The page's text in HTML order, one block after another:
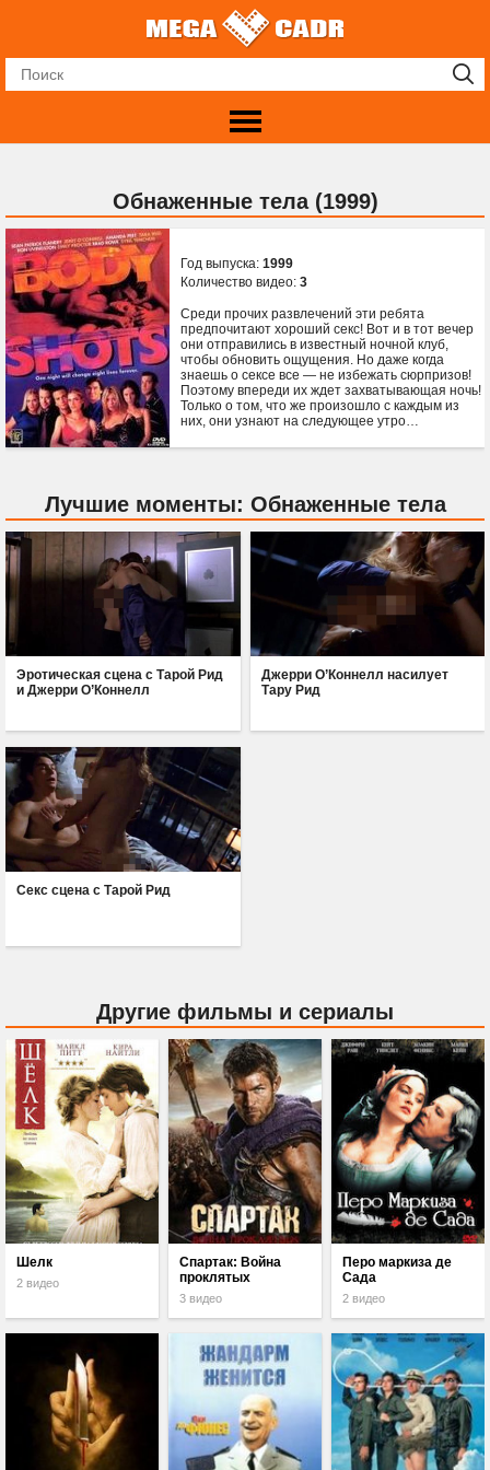
Обнаженные тела (1999)
Год выпуска: 1999
Количество видео: 3
Среди прочих развлечений эти ребята
предпочитают хороший секс! Вот и в тот вечер
они отправились в известный ночной клуб,
чтобы обновить ощущения. Но даже когда
знаешь о сексе все — не избежать сюрпризов!
Поэтому впереди их ждет захватывающая ночь!
Только о том, что же произошло с каждым из
них, они узнают на следующее утро…
Лучшие моменты: Обнаженные тела
Эротическая сцена с Тарой Рид
и Джерри О’Коннелл
Джерри О’Коннелл насилует
Тару Рид
Секс сцена с Тарой Рид
Другие фильмы и сериалы
Шелк
2 видео
Спартак: Война
проклятых
3 видео
Перо маркиза де
Сада
2 видео